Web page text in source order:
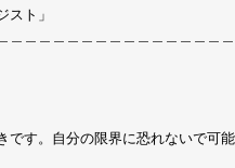
スト」
です。自分の限界に恐れないで可